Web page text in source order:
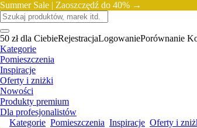
Summer Sale | Zaoszczędź do 40% →
50 zł dla CiebieRejestracjaLogowaniePorównanie
Kategorie
Pomieszczenia
Inspiracje
Oferty i zniżki
Nowości
Produkty premium
Dla profesjonalistów
Kategorie Pomieszczenia Inspiracje Oferty i